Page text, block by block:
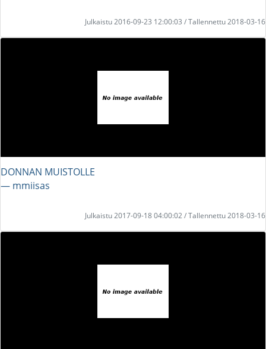
Julkaistu 2016-09-23 12:00:03 / Tallennettu 2018-03-16
DONNAN MUISTOLLE
― mmiisas
Julkaistu 2017-09-18 04:00:02 / Tallennettu 2018-03-16